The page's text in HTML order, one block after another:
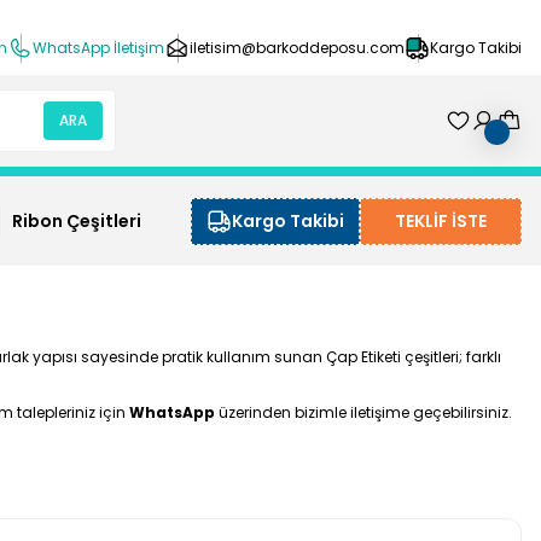
WhatsApp İletişim iletisim@barkoddeposu.com Kargo Takibi
ARA
Ribon Çeşitleri Kargo Takibi TEKLİF İSTE
yapısı sayesinde pratik kullanım sunan Çap Etiketi çeşitleri; farklı
talepleriniz için WhatsApp üzerinden bizimle iletişime geçebilirsiniz.